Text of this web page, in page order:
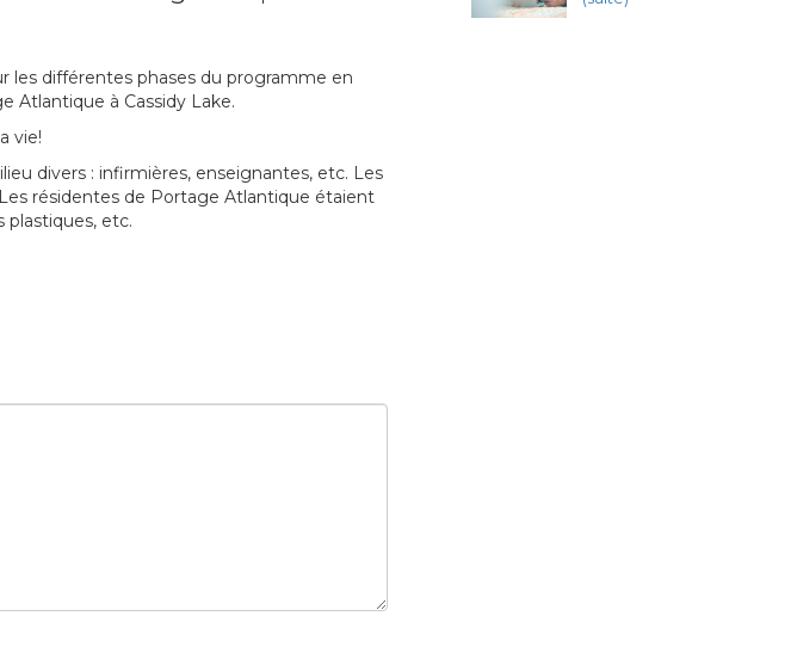
les différentes phases du programme en
Atlantique à Cassidy Lake.
vie!
divers : infirmières, enseignantes, etc. Les
résidentes de Portage Atlantique étaient
plastiques, etc.